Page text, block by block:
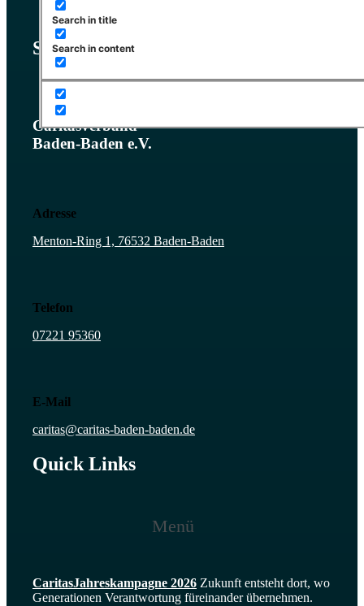
Search in title
Search in content
Sprechen Sie uns an!
Caritasverband
Baden-Baden e.V.
Adresse
Menton-Ring 1, 76532 Baden-Baden
Telefon
07221 95360
E-Mail
caritas@caritas-baden-baden.de
Quick Links
Menü
CaritasJahres­kampagne 2026 Zukunft entsteht dort, wo
Generationen Verantwortung füreinander übernehmen.